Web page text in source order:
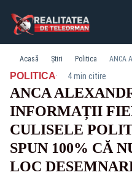
Acasă Știri Politica
POLITICA· 4 min citire
ANCA
INFORMAȚII
CULISELE
SPUN 100% CĂ
LOC